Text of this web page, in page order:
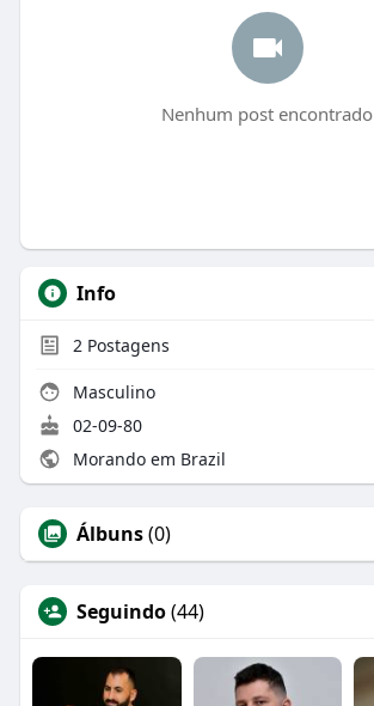
Nenhum post encontrado
Info
2 Postagens
Masculino
02-09-80
Morando em Brazil
Álbuns(0)
Seguindo(44)